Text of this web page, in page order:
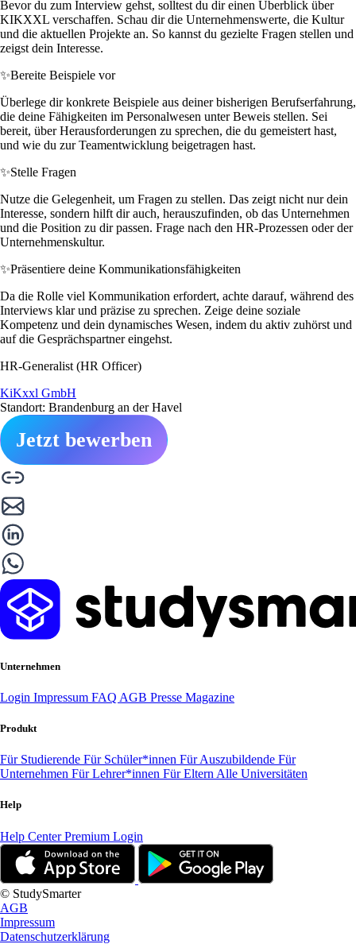
Bevor du zum Interview gehst, solltest du dir einen Überblick über
KIKXXL verschaffen. Schau dir die Unternehmenswerte, die Kultur
und die aktuellen Projekte an. So kannst du gezielte Fragen stellen und
zeigst dein Interesse.
✨Bereite Beispiele vor
Überlege dir konkrete Beispiele aus deiner bisherigen Berufserfahrung,
die deine Fähigkeiten im Personalwesen unter Beweis stellen. Sei
bereit, über Herausforderungen zu sprechen, die du gemeistert hast,
und wie du zur Teamentwicklung beigetragen hast.
✨Stelle Fragen
Nutze die Gelegenheit, um Fragen zu stellen. Das zeigt nicht nur dein
Interesse, sondern hilft dir auch, herauszufinden, ob das Unternehmen
und die Position zu dir passen. Frage nach den HR-Prozessen oder der
Unternehmenskultur.
✨Präsentiere deine Kommunikationsfähigkeiten
Da die Rolle viel Kommunikation erfordert, achte darauf, während des
Interviews klar und präzise zu sprechen. Zeige deine soziale
Kompetenz und dein dynamisches Wesen, indem du aktiv zuhörst und
auf die Gesprächspartner eingehst.
HR-Generalist (HR Officer)
KiKxxl GmbH
Standort: Brandenburg an der Havel
Jetzt bewerben
Unternehmen
Login Impressum FAQ AGB Presse Magazine
Produkt
Für Studierende Für Schüler*innen Für Auszubildende Für
Unternehmen Für Lehrer*innen Für Eltern Alle Universitäten
Help
Help CenterPremium Login
© StudySmarter
AGB
Impressum
Datenschutzerklärung